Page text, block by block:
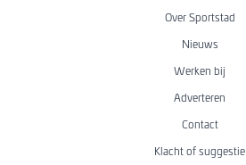
Over Sportstad
Nieuws
Werken bij
Adverteren
Contact
Klacht of suggestie